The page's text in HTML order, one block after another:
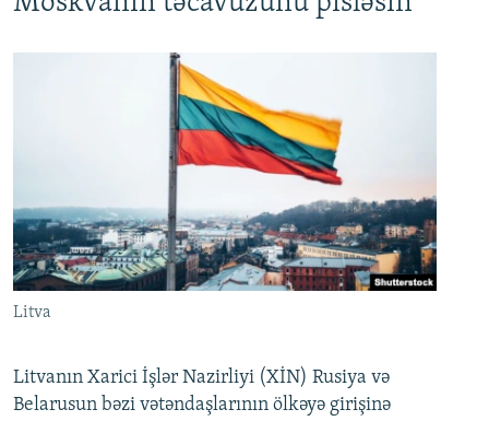
Litva
Litvanın Xarici İşlər Nazirliyi (XİN) Rusiya və
Belarusun bəzi vətəndaşlarının ölkəyə girişinə